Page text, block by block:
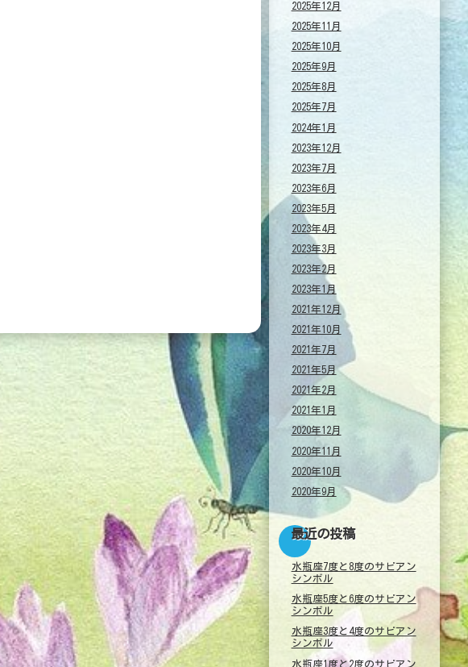
2025年12月
2025年11月
2025年10月
2025年9月
2025年8月
2025年7月
2024年1月
2023年12月
2023年7月
2023年6月
2023年5月
2023年4月
2023年3月
2023年2月
2023年1月
2021年12月
2021年10月
2021年7月
2021年5月
2021年2月
2021年1月
2020年12月
2020年11月
2020年10月
2020年9月
最近の投稿
水瓶座7度と8度のサビアン
シンボル
水瓶座5度と6度のサビアン
シンボル
水瓶座3度と4度のサビアン
シンボル
水瓶座1度と2度のサビアン